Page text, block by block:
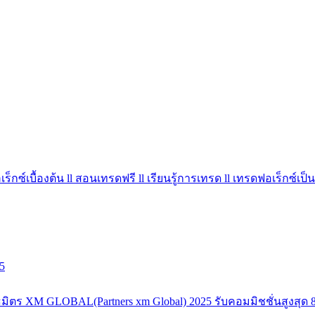
เร็กซ์เบื้องต้น ll สอนเทรดฟรี ll เรียนรู้การเทรด ll เทรดฟอเร็กซ์เป็
XM GLOBAL(Partners xm Global) 2025 รับคอมมิชชั่นสูงสุด